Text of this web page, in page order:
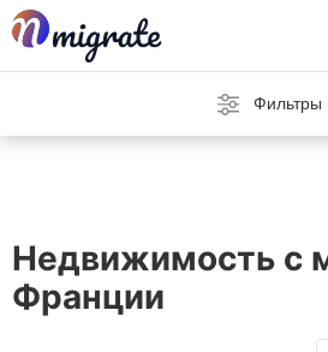
Фильтры
Недвижимость с
Франции